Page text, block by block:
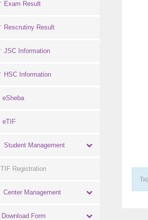
Exam Result
Rescrutiny Result
JSC Information
HSC Information
eSheba
eTIF
Student Management
TIF Registration
Center Management
Download Form